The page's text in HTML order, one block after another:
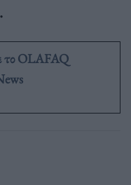
το OLAFAQ